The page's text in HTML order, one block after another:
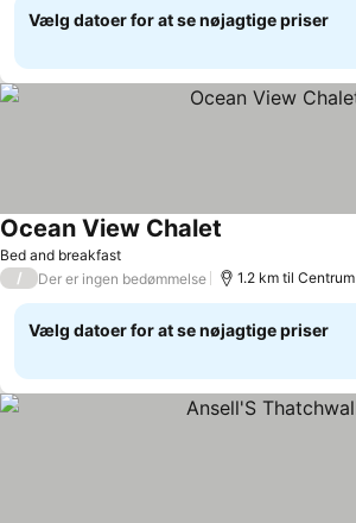
Vælg datoer for at se nøjagtige priser
Bed and breakfast
Ocean View Chalet
/ Der er ingen bedømmelse 1.2 km til Centrum
Vælg datoer for at se nøjagtige priser